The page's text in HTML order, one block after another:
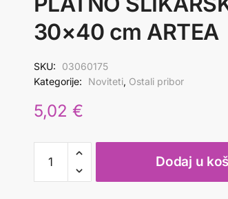
30×40 cm ARTEA
SKU:
03060175
Kategorije:
Noviteti, Ostali pribor
5,02 €
SLIKARSKO
CRNO
Dodaj u